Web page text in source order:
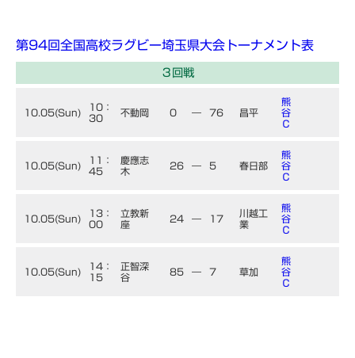
第94回全国高校ラグビー埼玉県大会トーナメント表
３回戦
10.05(Sun)
10：
30
不動岡 0 ― 76 昌平
熊
谷
Ｃ
10.05(Sun)
11：
45
慶應志
木
26 ― 5 春日部
熊
谷
Ｃ
10.05(Sun)
13：
00
立教新
座
24 ― 17
川越工
業
熊
谷
Ｃ
10.05(Sun)
14：
15
正智深
谷
85 ― 7 草加
熊
谷
Ｃ